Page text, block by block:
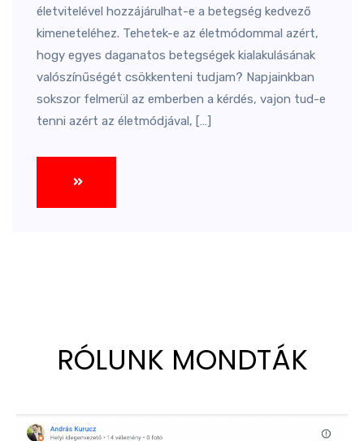
életvitelével hozzájárulhat-e a betegség kedvező
kimeneteléhez. Tehetek-e az életmódommal azért,
hogy egyes daganatos betegségek kialakulásának
valószínűségét csökkenteni tudjam? Napjainkban
sokszor felmerül az emberben a kérdés, vajon tud-e
tenni azért az életmódjával, […]
RÓLUNK MONDTÁK